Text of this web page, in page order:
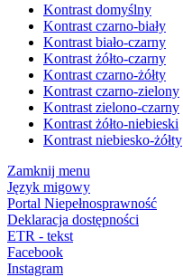
Kontrast domyślny
Kontrast czarno-biały
Kontrast biało-czarny
Kontrast żółto-czarny
Kontrast czarno-żółty
Kontrast czarno-zielony
Kontrast zielono-czarny
Kontrast żółto-niebieski
Kontrast niebiesko-żółty
Zamknij menu
Język migowy
Portal Niepełnosprawność
Deklaracja dostępności
ETR - tekst
Facebook
Instagram